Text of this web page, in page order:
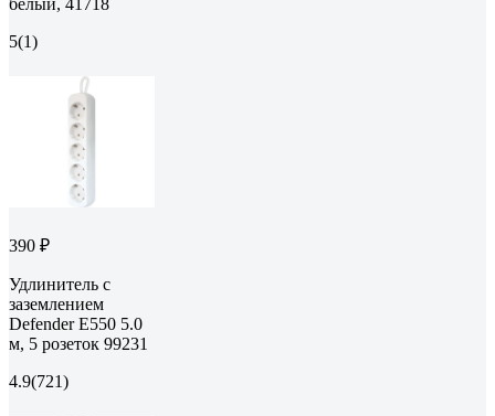
5(1)
390 ₽
Удлинитель с
заземлением
Defender E550 5.0
м, 5 розеток 99231
4.9(721)